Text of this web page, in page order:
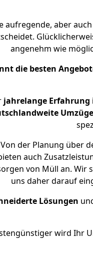
aufregende, aber auch
angenehm wie
die besten
jahrelange Erfahrung
Von der Planung über
auch
von Müll an. Wir
uns daher darauf
Lösungen
wird Ihr